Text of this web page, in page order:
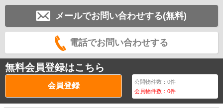
メールでお問い合わせする(無料)
電話でお問い合わせする
無料会員登録はこちら
会員登録 公開物件数：0件
会員物件数：0件